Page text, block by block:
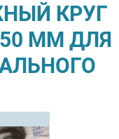
КРУГ
ММ ДЛЯ